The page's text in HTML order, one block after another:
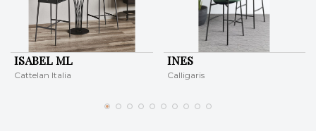
ISABEL ML
Cattelan Italia
INES
Calligaris
KERESÉS